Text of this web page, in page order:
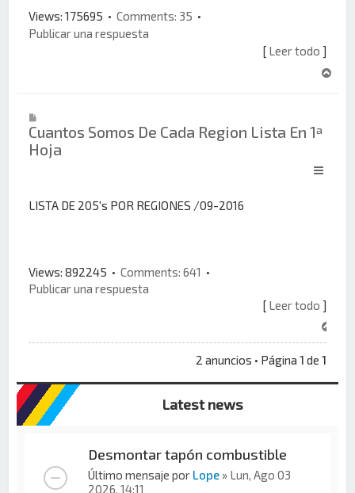
Views: 175695 •Comments: 35 •
Publicar una respuesta
[ Leer todo ]
Cuantos Somos De Cada Region Lista En 1ª
Hoja
LISTA DE 205's POR REGIONES /09-2016
Views: 892245 •Comments: 641 •
Publicar una respuesta
[ Leer todo ]
2 anuncios • Página 1 de 1
Latest news
Desmontar tapón combustible
Último mensaje por Lope » Lun, Ago 03
2026, 14:11